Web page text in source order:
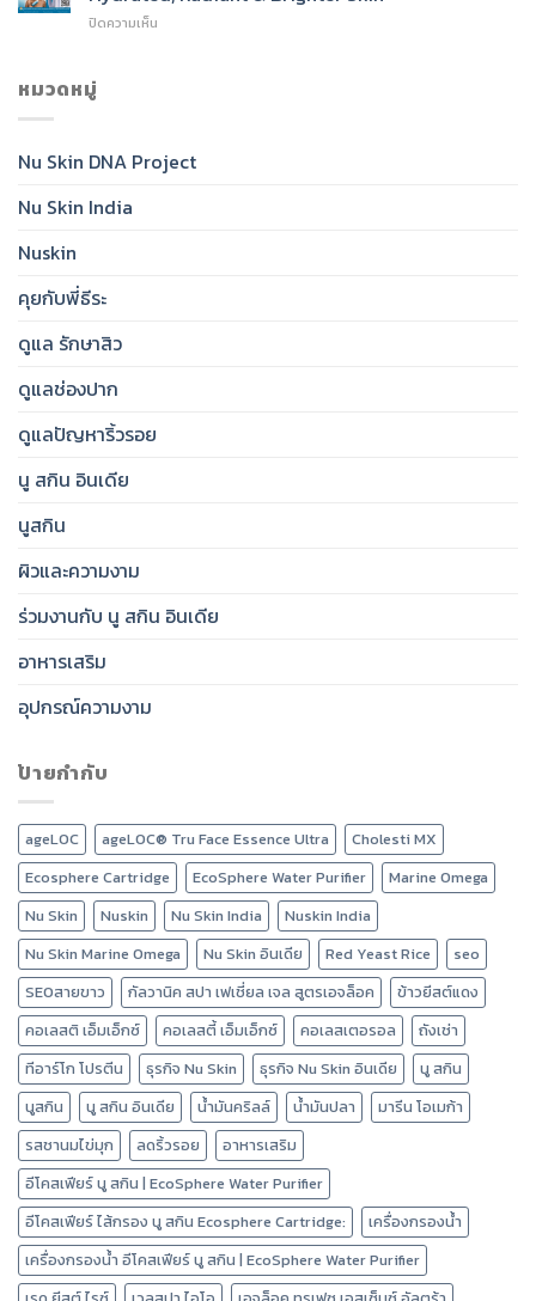
Cleanser
SPF
Glowing
ปิดความเห็น
Step
หมวดหมู่
Nu Skin DNA Project
Nu Skin India
Nuskin
คุยกับพี่ธีระ
ดูแล รักษาสิว
ดูแลช่องปาก
ดูแลปัญหาริ้วรอย
นู สกิน อินเดีย
นูสกิน
ผิวและความงาม
ร่วมงานกับ นู สกิน อินเดีย
อาหารเสริม
อุปกรณ์ความงาม
ป้ายกำกับ
ageLOC ageLOC® Tru Face Essence Ultra
Cholesti MX
Ecosphere Cartridge
EcoSphere Water Purifier
Marine Omega
Nu Skin
Nuskin Nu Skin India
Nuskin India
Nu Skin Marine Omega
Nu Skin อินเดีย Red Yeast Rice
seo
SEOสายขาว
กัลวานิค สปา เฟเชี่ยล เจล สูตรเอจล็อค
ข้าวยีสต์แดง
คอเลสติ เอ็มเอ็กซ์
คอเลสตี้ เอ็มเอ็กซ์ คอเลสเตอรอล
ถังเช่า
ทีอาร์โก โปรตีน
ธุรกิจ Nu Skin ธุรกิจ Nu Skin อินเดีย
นู สกิน
นูสกิน
นู สกิน อินเดีย น้ำมันคริลล์ น้ำมันปลา
มารีน โอเมก้า
รสชานมไข่มุก
ลดริ้วรอย
อาหารเสริม
อีโคสเฟียร์ นู สกิน | EcoSphere Water Purifier
อีโคสเฟียร์ ไส้กรอง นู สกิน Ecosphere Cartridge:
เครื่องกรองน้ำ
เครื่องกรองน้ำ อีโคสเฟียร์ นู สกิน | EcoSphere Water Purifier